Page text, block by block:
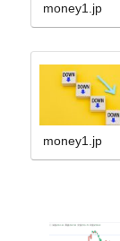
money1.jp
money1.jp